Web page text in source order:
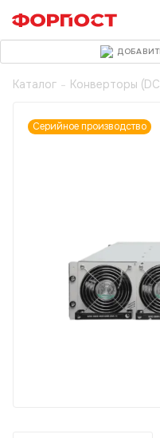
Каталог - Конверторы
Серийное производство